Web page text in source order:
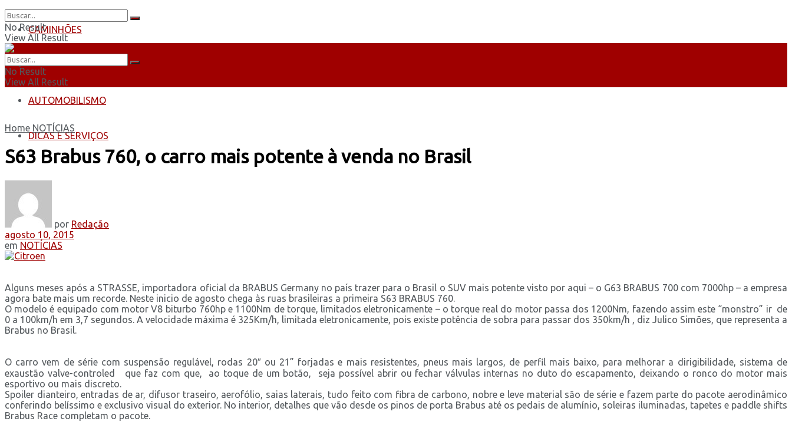
CAMINHÕES
ÔNIBUS
AUTOMOBILISMO
DICAS E SERVIÇOS
No Result
View All Result
No Result
View All Result
Home NOTÍCIAS
S63 Brabus 760, o carro mais potente à venda no Brasil
por Redação
agosto 10, 2015
em NOTÍCIAS
Alguns meses após a STRASSE, importadora oficial da BRABUS Germany no país trazer para o Brasil o SUV mais potente visto por aqui – o G63 BRABUS 700 com 7000hp – a empresa
agora bate mais um recorde. Neste inicio de agosto chega às ruas brasileiras a primeira S63 BRABUS 760.
O modelo é equipado com motor V8 biturbo 760hp e 1100Nm de torque, limitados eletronicamente – o torque real do motor passa dos 1200Nm, fazendo assim este “monstro” ir de
0 a 100km/h em 3,7 segundos. A velocidade máxima é 325Km/h, limitada eletronicamente, pois existe potência de sobra para passar dos 350km/h , diz Julico Simões, que representa a
Brabus no Brasil.
O carro vem de série com suspensão regulável, rodas 20″ ou 21” forjadas e mais resistentes, pneus mais largos, de perfil mais baixo, para melhorar a dirigibilidade, sistema de
exaustão valve-controled que faz com que, ao toque de um botão, seja possível abrir ou fechar válvulas internas no duto do escapamento, deixando o ronco do motor mais
esportivo ou mais discreto.
Spoiler dianteiro, entradas de ar, difusor traseiro, aerofólio, saias laterais, tudo feito com fibra de carbono, nobre e leve material são de série e fazem parte do pacote aerodinâmico
conferindo belíssimo e exclusivo visual do exterior. No interior, detalhes que vão desde os pinos de porta Brabus até os pedais de alumínio, soleiras iluminadas, tapetes e paddle shifts
Brabus Race completam o pacote.